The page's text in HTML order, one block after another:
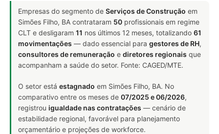
Empresas do segmento de Serviços de Construção em
Simões Filho, BA contrataram 50 profissionais em regime
CLT e desligaram 11 nos últimos 12 meses, totalizando 61
movimentações — dado essencial para gestores de RH,
consultores de remuneração e diretores regionais que
acompanham a saúde do setor. Fonte: CAGED/MTE.
O setor está estagnado em Simões Filho, BA. No
comparativo entre os meses de 07/2025 e 06/2026,
registrou igualdade nas contratações — cenário de
estabilidade regional, favorável para planejamento
orçamentário e projeções de workforce.